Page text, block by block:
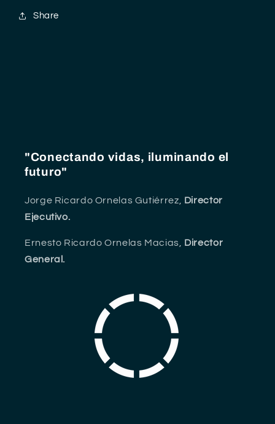
Share
"Conectando vidas, iluminando el
futuro"
Jorge Ricardo Ornelas Gutiérrez, Director
Ejecutivo.
Ernesto Ricardo Ornelas Macias, Director
General.